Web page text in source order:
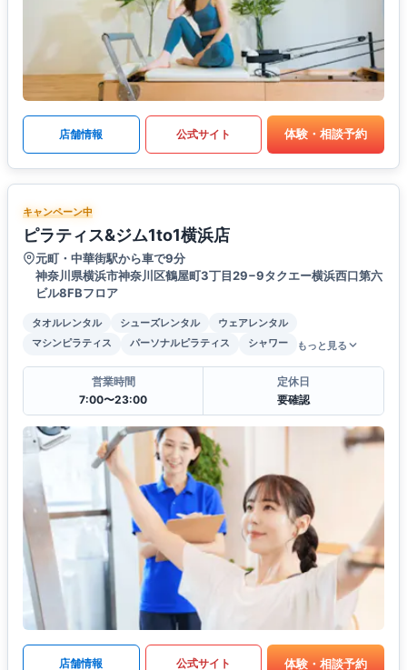
店舗情報 公式サイト 体験・相談予約
キャンペーン中
ピラティス&ジム1to1横浜店
元町・中華街駅から車で9分
神奈川県横浜市神奈川区鶴屋町3丁目29−9タクエー横浜西口第六
ビル8FBフロア
タオルレンタル シューズレンタル
ウェアレンタル
マシンピラティス
パーソナルピラティス シャワー もっと見る
営業時間
7:00〜23:00
定休日
要確認
店舗情報 公式サイト 体験・相談予約